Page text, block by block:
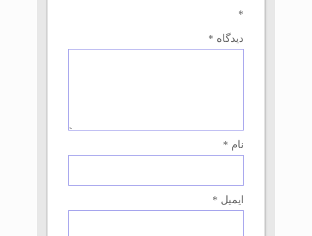
*
دیدگاه *
نام *
ایمیل *